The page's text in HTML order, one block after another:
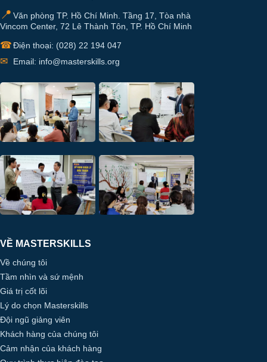
📍 Văn phòng TP. Hồ Chí Minh. Tầng 17, Tòa nhà
Vincom Center, 72 Lê Thành Tôn, TP. Hồ Chí Minh
☎Điện thoại: (028) 22 194 047
✉ Email: info@masterskills.org
VỀ MASTERSKILLS
Về chúng tôi
Tầm nhìn và sứ mệnh
Giá trị cốt lõi
Lý do chọn Masterskills
Đội ngũ giảng viên
Khách hàng của chúng tôi
Cảm nhận của khách hàng